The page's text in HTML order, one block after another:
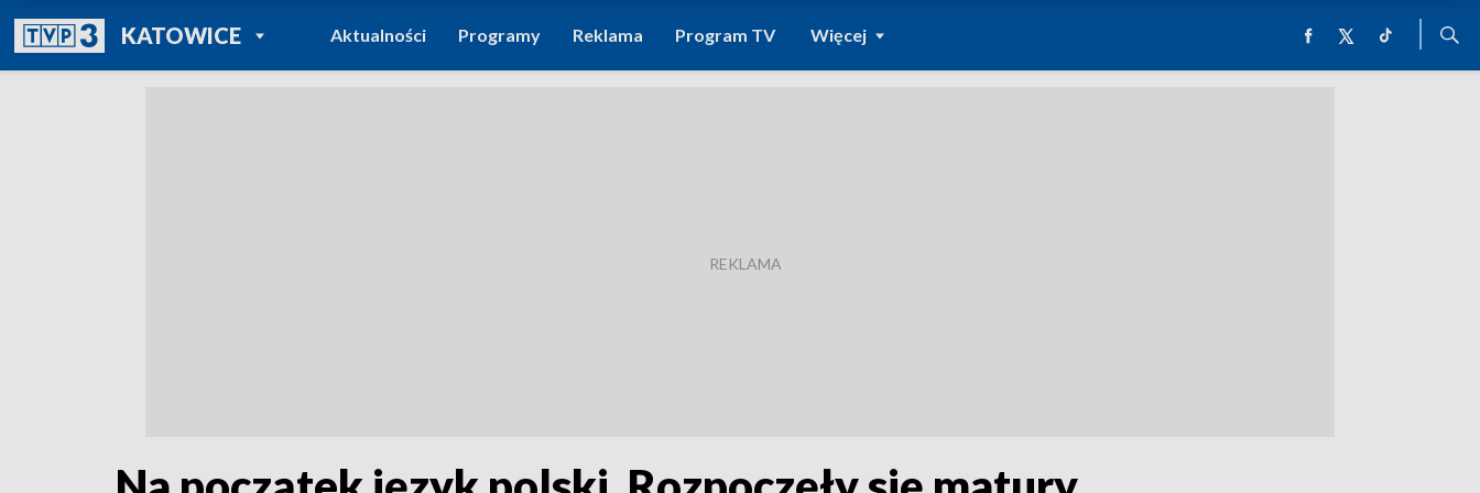
KATOWICEPOWRÓT DO
TVP REGIONY
Aktualności Programy Reklama Program TV Więcej